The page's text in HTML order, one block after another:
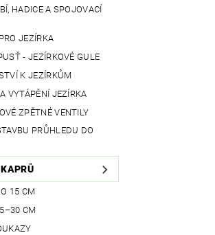
HADICE A SPOJOVACÍ
JEZÍRKA
- JEZÍRKOVÉ GULE
K JEZÍRKŮM
VYTÁPĚNÍ JEZÍRKA
ZPĚTNÉ VENTILY
PRŮHLEDU DO
15 CM
CM